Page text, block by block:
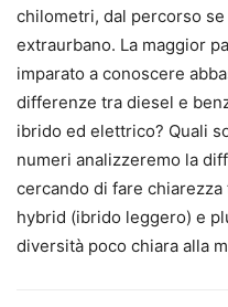
chilometri, dal percorso
extraurbano. La maggior
imparato a conoscere
differenze tra diesel e
ibrido ed elettrico? Quali
numeri analizzeremo la
cercando di fare
hybrid (ibrido leggero) e
diversità poco chiara alla